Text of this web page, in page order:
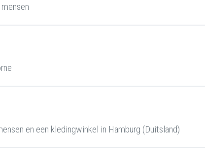
en een kledingwinkel in Hamburg (Duitsland)